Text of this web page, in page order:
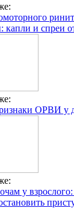
капли и спреи
ОРВИ у
у взрослого: